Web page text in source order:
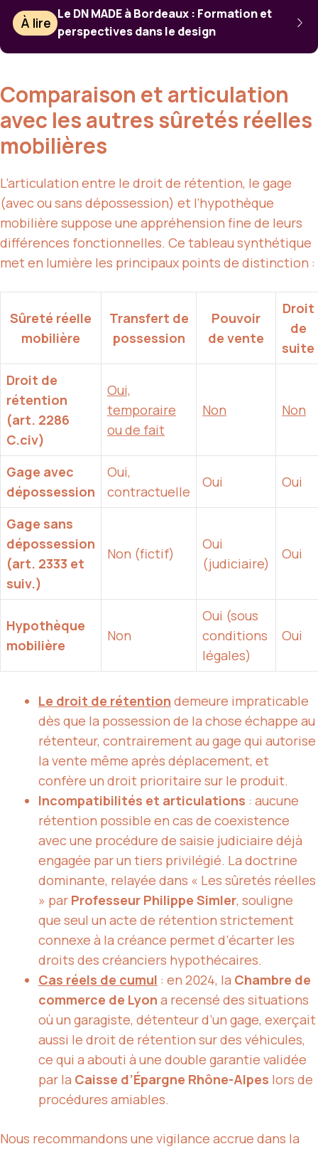
À lire
Le DN MADE à Bordeaux : Formation et
perspectives dans le design
Comparaison et articulation
avec les autres sûretés réelles
mobilières
L’articulation entre le droit de rétention, le gage
(avec ou sans dépossession) et l’hypothèque
mobilière suppose une appréhension fine de leurs
différences fonctionnelles. Ce tableau synthétique
met en lumière les principaux points de distinction :
Sûreté réelle
mobilière
Transfert de
possession
Pouvoir
de vente
Droit
de
suite
Droit de
rétention
(art. 2286
C.civ)
Oui,
temporaire
ou de fait
Non Non
Gage avec
dépossession
Oui,
contractuelle
Oui Oui
Gage sans
dépossession
(art. 2333 et
suiv.)
Non (fictif)
Oui
(judiciaire)
Oui
Hypothèque
mobilière
Non
Oui (sous
conditions
légales)
Oui
Le droit de rétention demeure impraticable
dès que la possession de la chose échappe au
rétenteur, contrairement au gage qui autorise
la vente même après déplacement, et
confère un droit prioritaire sur le produit.
Incompatibilités et articulations : aucune
rétention possible en cas de coexistence
avec une procédure de saisie judiciaire déjà
engagée par un tiers privilégié. La doctrine
dominante, relayée dans « Les sûretés réelles
» par Professeur Philippe Simler, souligne
que seul un acte de rétention strictement
connexe à la créance permet d’écarter les
droits des créanciers hypothécaires.
Cas réels de cumul : en 2024, la Chambre de
commerce de Lyon a recensé des situations
où un garagiste, détenteur d’un gage, exerçait
aussi le droit de rétention sur des véhicules,
ce qui a abouti à une double garantie validée
par la Caisse d’Épargne Rhône-Alpes lors de
procédures amiables.
Nous recommandons une vigilance accrue dans la